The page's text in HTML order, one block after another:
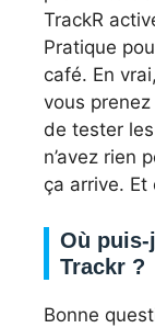
TrackR
Pratique
café. En
vous
de tester
n’avez rien
ça arrive. Et
Où puis-
Trackr ?
Bonne